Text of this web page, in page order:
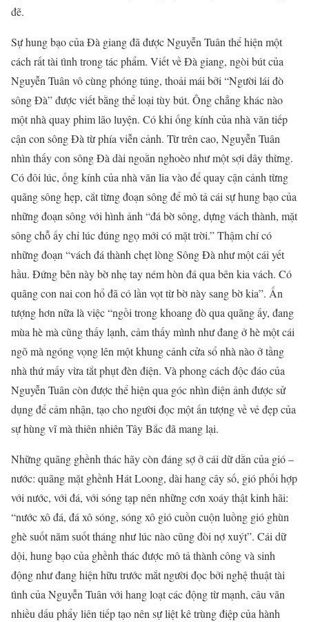
đẽ.
Sự hung bạo của Đà giang đã được Nguyễn Tuân thể hiện một
cách rất tài tình trong tác phẩm. Viết về Đà giang, ngòi bút của
Nguyễn Tuân vô cùng phóng túng, thoải mái bởi “Người lái đò
sông Đà” được viết bằng thể loại tùy bút. Ông chẳng khác nào
một nhà quay phim lão luyện. Có khi ống kính của nhà văn tiếp
cận con sông Đà từ phía viễn cảnh. Từ trên cao, Nguyễn Tuân
nhìn thấy con sông Đà dài ngoằn nghoèo như một sợi dây thừng.
Có đôi lúc, ống kính của nhà văn lia vào để quay cận cảnh từng
quãng sông hẹp, cắt từng đoạn sông để mô tả cái sự hung bạo của
những đoạn sông với hình ảnh “đá bờ sông, dựng vách thành, mặt
sông chỗ ấy chỉ lúc đúng ngọ mới có mặt trời.” Thậm chí có
những đoạn “vách đá thành chẹt lòng Sông Đà như một cái yết
hầu. Đứng bên này bờ nhẹ tay ném hòn đá qua bên kia vách. Có
quãng con nai con hổ đã có lần vọt từ bờ này sang bờ kia”. Ấn
tượng hơn nữa là việc “ngồi trong khoang đò qua quãng ấy, đang
mùa hè mà cũng thấy lạnh, cảm thấy mình như đang ở hè một cái
ngõ mà ngóng vọng lên một khung cảnh cửa sổ nhà nào ở tầng
nhà thứ mấy vừa tắt phụt đèn điện. Và phong cách độc đáo của
Nguyễn Tuân còn được thể hiện qua góc nhìn điện ảnh được sử
dụng để cảm nhận, tạo cho người đọc một ấn tượng về vẻ đẹp của
sự hùng vĩ mà thiên nhiên Tây Bắc đã mang lại.
Những quãng ghềnh thác hãy còn đáng sợ ở cái dữ dằn của gió –
nước: quãng mặt ghềnh Hát Loong, dài hang cây số, gió phối hợp
với nước, với đá, với sóng tạp nên những cơn xoáy thật kinh hãi:
“nước xô đá, đá xô sóng, sóng xô gió cuồn cuộn luồng gió ghùn
ghè suốt năm suốt tháng như lúc nào cũng đòi nợ xuýt”. Cái dữ
dội, hung bạo của ghềnh thác được mô tả thành công và sinh
động như đang hiện hữu trước mắt người đọc bởi nghệ thuật tài
tình của Nguyễn Tuân với hang loạt các động từ mạnh, câu văn
nhiều dấu phẩy liên tiếp tạo nên sự liệt kê trùng điệp của hành